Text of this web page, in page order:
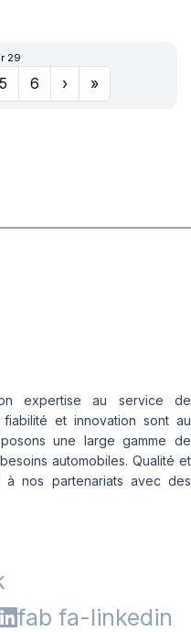
29
5 6 › »
expertise au service de
fiabilité et innovation sont au
une large gamme de
automobiles. Qualité et
à nos partenariats avec des
fab fa-linkedin